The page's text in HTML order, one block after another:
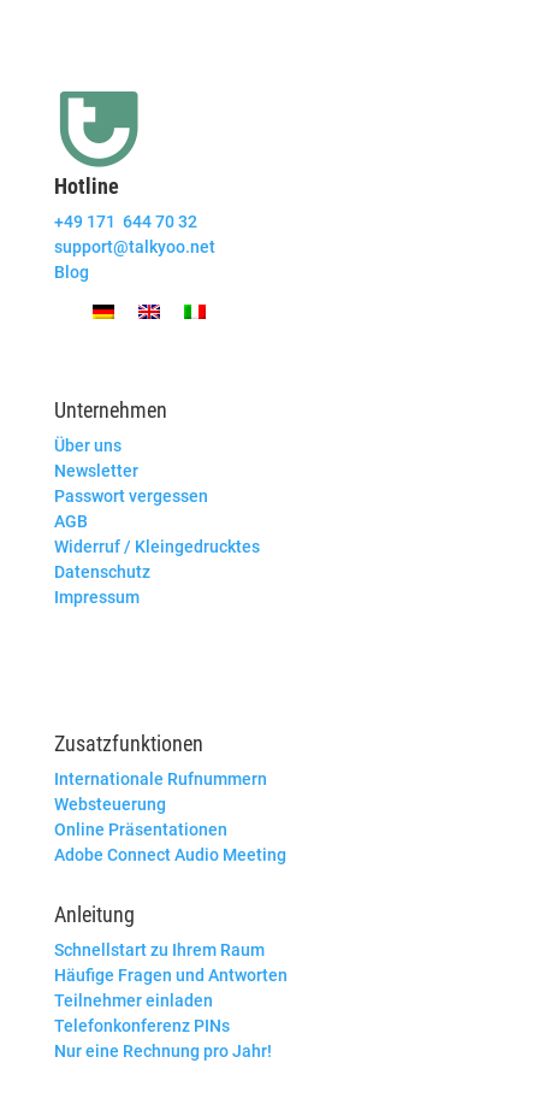
Hotline
+49 171 644 70 32
support@talkyoo.net
Blog
Unternehmen
Über uns
Newsletter
Passwort vergessen
AGB
Widerruf / Kleingedrucktes
Datenschutz
Impressum
Zusatzfunktionen
Internationale Rufnummern
Websteuerung
Online Präsentationen
Adobe Connect Audio Meeting
Anleitung
Schnellstart zu Ihrem Raum
Häufige Fragen und Antworten
Teilnehmer einladen
Telefonkonferenz PINs
Nur eine Rechnung pro Jahr!